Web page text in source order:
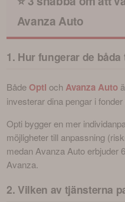
jämfört med traditionella
Avanza Auto
1. Hur fungerar de
Både Opti och Avanza Auto
investerar dina pengar i
Opti bygger en mer
möjligheter till anpassning
medan Avanza Auto erbjuder
Avanza.
2. Vilken av tjänsterna